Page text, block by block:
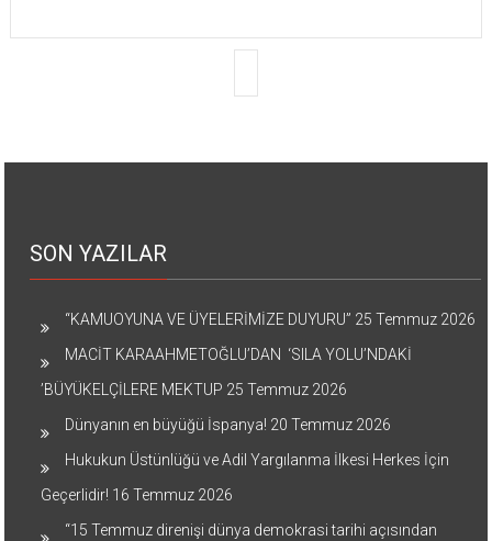
SON YAZILAR
“KAMUOYUNA VE ÜYELERİMİZE DUYURU” 25 Temmuz 2026
MACİT KARAAHMETOĞLU’DAN ‘SILA YOLU’NDAKİ
’BÜYÜKELÇİLERE MEKTUP 25 Temmuz 2026
Dünyanın en büyüğü İspanya! 20 Temmuz 2026
Hukukun Üstünlüğü ve Adil Yargılanma İlkesi Herkes İçin
Geçerlidir! 16 Temmuz 2026
“15 Temmuz direnişi dünya demokrasi tarihi açısından